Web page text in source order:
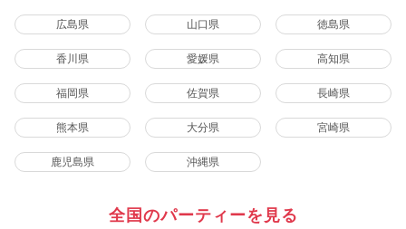
広島県 山口県 徳島県
香川県 愛媛県 高知県
福岡県 佐賀県 長崎県
熊本県 大分県 宮崎県
鹿児島県 沖縄県
全国のパーティーを見る